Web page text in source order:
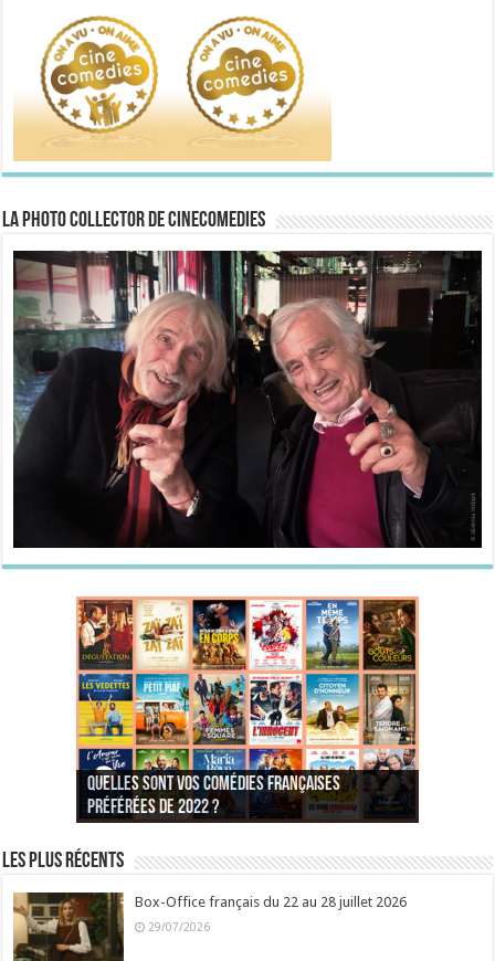
La Photo collector de CineComedies
Quelles sont vos comédies françaises
préférées de 2022 ?
Quel est votre personnage préféré du Père
Noël est une ordure ?
Quelles sont vos comédies françaises
préférées de 2021 ?
Quel est votre « Gendarme » préféré ?
Quels sont vos 3 comédies de Jean-Marie Poiré
préférées ?
Quel est votre « Tati » préféré ?
Quel est votre « bronzé » préféré ?
Les plus récents
Box-Office français du 22 au 28 juillet 2026
29/07/2026